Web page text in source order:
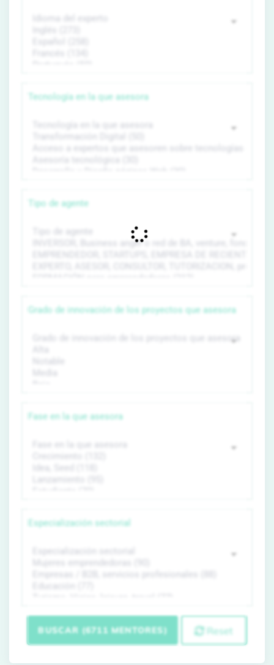
Tecnología en la que asesora
Tipo de agente
Grado de innovación de los proyectos que asesora
Fase en la que asesora
Especialización sectorial
BUSCAR (6711 MENTORES) Reset